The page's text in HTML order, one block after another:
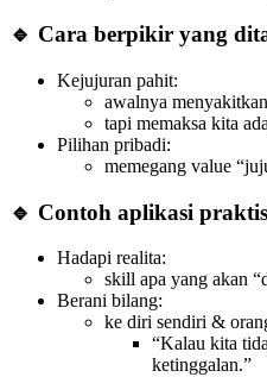
🔹 Cara berpikir yang
Kejujuran pahit:
awalnya
tapi memaksa kita
Pilihan pribadi:
memegang value
🔹 Contoh aplikasi praktis
Hadapi realita:
skill apa yang akan
Berani bilang:
ke diri sendiri &
“Kalau kita
ketinggalan.”